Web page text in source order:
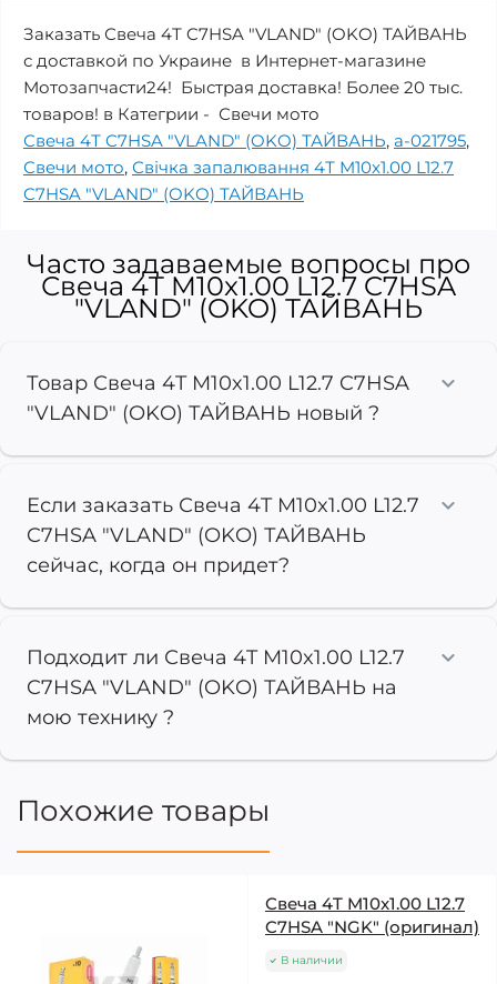
Заказать Свеча 4Т C7HSA "VLAND" (OKO) ТАЙВАНЬ
с доставкой по Украине в Интернет-магазине
Мотозапчасти24! Быстрая доставка! Более 20 тыс.
товаров! в Категрии - Свечи мото
Свеча 4Т C7HSA "VLAND" (OKO) ТАЙВАНЬ, a-021795,
Свечи мото, Свічка запалювання 4Т M10x1.00 L12.7
C7HSA "VLAND" (OKO) ТАЙВАНЬ
Часто задаваемые вопросы про
Свеча 4T M10x1.00 L12.7 C7HSA
"VLAND" (OKO) ТАЙВАНЬ
Товар Свеча 4T M10x1.00 L12.7 C7HSA
"VLAND" (OKO) ТАЙВАНЬ новый ?
Если заказать Свеча 4T M10x1.00 L12.7
C7HSA "VLAND" (OKO) ТАЙВАНЬ
сейчас, когда он придет?
Подходит ли Свеча 4T M10x1.00 L12.7
C7HSA "VLAND" (OKO) ТАЙВАНЬ на
мою технику ?
Похожие товары
Свеча 4T M10x1.00 L12.7
C7HSA "NGK" (оригинал)
В наличии